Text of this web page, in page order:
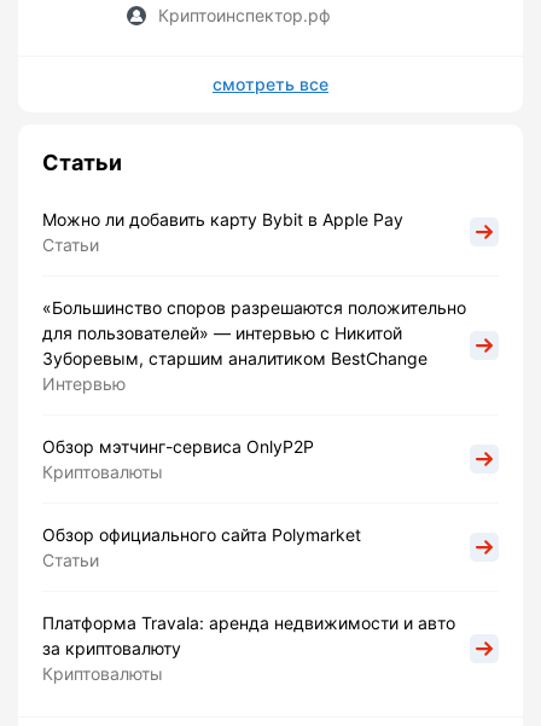
Криптоинспектор.рф
смотреть все
Статьи
Можно ли добавить карту Bybit в Apple Pay
Статьи
«Большинство споров разрешаются положительно
для пользователей» — интервью с Никитой
Зуборевым, старшим аналитиком BestChange
Интервью
Обзор мэтчинг-сервиса OnlyP2P
Криптовалюты
Обзор официального сайта Polymarket
Статьи
Платформа Travala: аренда недвижимости и авто
за криптовалюту
Криптовалюты